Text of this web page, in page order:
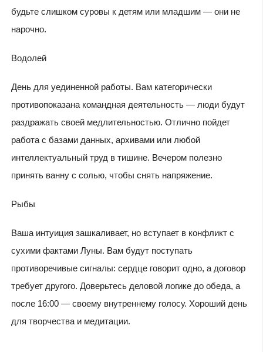
будьте слишком суровы к детям или младшим — они не
нарочно.
Водолей
День для уединенной работы. Вам категорически
противопоказана командная деятельность — люди будут
раздражать своей медлительностью. Отлично пойдет
работа с базами данных, архивами или любой
интеллектуальный труд в тишине. Вечером полезно
принять ванну с солью, чтобы снять напряжение.
Рыбы
Ваша интуиция зашкаливает, но вступает в конфликт с
сухими фактами Луны. Вам будут поступать
противоречивые сигналы: сердце говорит одно, а договор
требует другого. Доверьтесь деловой логике до обеда, а
после 16:00 — своему внутреннему голосу. Хороший день
для творчества и медитации.